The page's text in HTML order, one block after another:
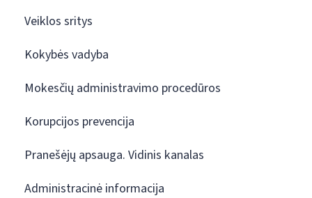
Veiklos sritys
Kokybės vadyba
Mokesčių administravimo procedūros
Korupcijos prevencija
Pranešėjų apsauga. Vidinis kanalas
Administracinė informacija